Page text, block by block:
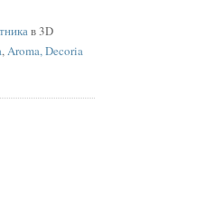
в 3D
,Aroma, Decoria